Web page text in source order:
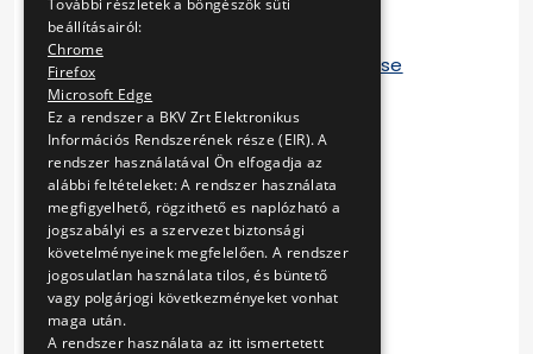
Kiegészítő tájékoztatás 3
Hiánypótlási felhívás
Részvételi szakasz összegezése
Szerződés A
Szerződés B
Szerződés C
Szerződés D
Szerződés E
Szerződés F
Szerződés G
Szerződés H
Szerződés I
Szerződés J
További részletek a böngészők süti
beállításairól:
Chrome
Firefox
Microsoft Edge
Ez a rendszer a BKV Zrt Elektronikus
Információs Rendszerének része (EIR). A
rendszer használatával Ön elfogadja az
alábbi feltételeket: A rendszer használata
megfigyelhető, rögzithető es naplózható a
jogszabályi es a szervezet biztonsági
követelményeinek megfelelően. A rendszer
jogosulatlan használata tilos, és büntető
vagy polgárjogi következményeket vonhat
maga után.
A rendszer használata az itt ismertetett